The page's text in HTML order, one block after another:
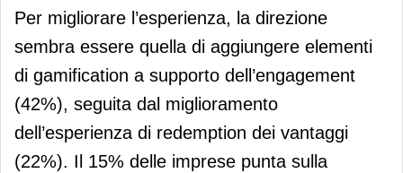
Per migliorare l’esperienza, la direzione
sembra essere quella di aggiungere elementi
di gamification a supporto dell’engagement
(42%), seguita dal miglioramento
dell’esperienza di redemption dei vantaggi
(22%). Il 15% delle imprese punta sulla